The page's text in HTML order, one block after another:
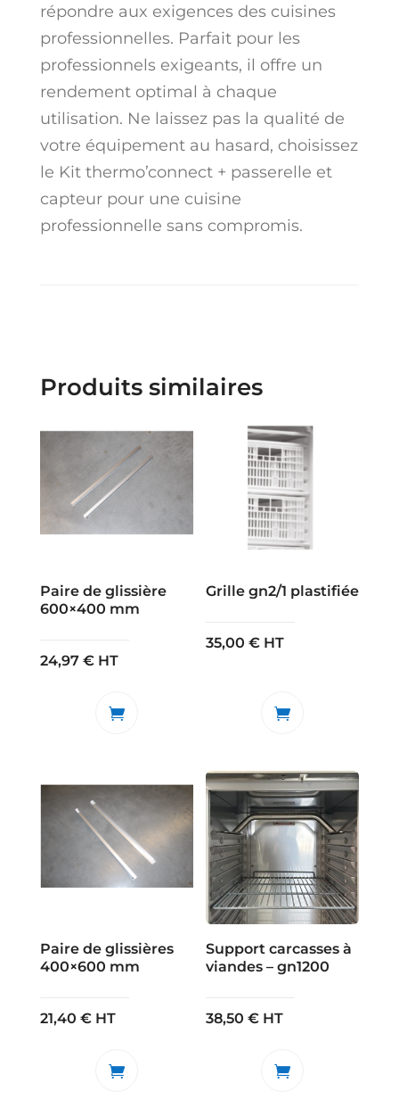
répondre aux exigences des cuisines
professionnelles. Parfait pour les
professionnels exigeants, il offre un
rendement optimal à chaque
utilisation. Ne laissez pas la qualité de
votre équipement au hasard, choisissez
le Kit thermo’connect + passerelle et
capteur pour une cuisine
professionnelle sans compromis.
Produits similaires
Paire de glissière
600×400 mm
24,97 € HT
Grille gn2/1 plastifiée
35,00€ HT
Paire de glissières
400×600 mm
21,40 € HT
Support carcasses à
viandes – gn1200
38,50€ HT